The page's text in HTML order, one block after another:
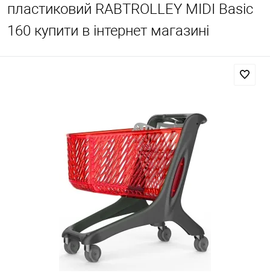
пластиковий RABTROLLEY MIDI Basic
160 купити в інтернет магазині